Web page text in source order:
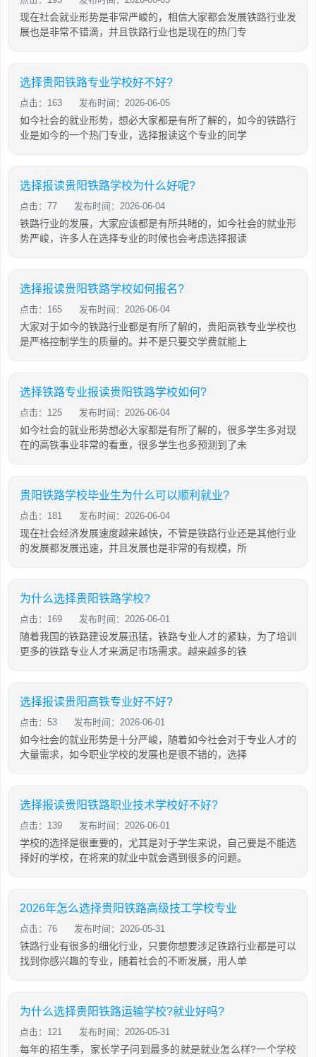
现在社会就业形势是非常严峻的，相信大家都会发展铁路行业发
展也是非常不错滴，并且铁路行业也是现在的热门专
选择贵阳铁路专业学校好不好?
点击：163 发布时间：2026-06-05
如今社会的就业形势，想必大家都是有所了解的，如今的铁路行
业是如今的一个热门专业，选择报读这个专业的同学
选择报读贵阳铁路学校为什么好呢?
点击：77 发布时间：2026-06-04
铁路行业的发展，大家应该都是有所共睹的，如今社会的就业形
势严峻，许多人在选择专业的时候也会考虑选择报读
选择报读贵阳铁路学校如何报名?
点击：165 发布时间：2026-06-04
大家对于如今的铁路行业都是有所了解的，贵阳高铁专业学校也
是严格控制学生的质量的。并不是只要交学费就能上
选择铁路专业报读贵阳铁路学校如何?
点击：125 发布时间：2026-06-04
如今社会的就业形势想必大家都是有所了解的，很多学生多对现
在的高铁事业非常的看重，很多学生也多预测到了未
贵阳铁路学校毕业生为什么可以顺利就业?
点击：181 发布时间：2026-06-04
现在社会经济发展速度越来越快，不管是铁路行业还是其他行业
的发展都发展迅速，并且发展也是非常的有规模，所
为什么选择贵阳铁路学校?
点击：169 发布时间：2026-06-01
随着我国的铁路建设发展迅猛，铁路专业人才的紧缺，为了培训
更多的铁路专业人才来满足市场需求。越来越多的铁
选择报读贵阳高铁专业好不好?
点击：53 发布时间：2026-06-01
如今社会的就业形势是十分严峻，随着如今社会对于专业人才的
大量需求，如今职业学校的发展也是很不错的，选择
选择报读贵阳铁路职业技术学校好不好?
点击：139 发布时间：2026-06-01
学校的选择是很重要的，尤其是对于学生来说，自己要是不能选
择好的学校，在将来的就业中就会遇到很多的问题。
2026年怎么选择贵阳铁路高级技工学校专业
点击：76 发布时间：2026-05-31
铁路行业有很多的细化行业，只要你想要涉足铁路行业都是可以
找到你感兴趣的专业，随着社会的不断发展，用人单
为什么选择贵阳铁路运输学校?就业好吗?
点击：121 发布时间：2026-05-31
每年的招生季，家长学子问到最多的就是就业怎么样?一个学校